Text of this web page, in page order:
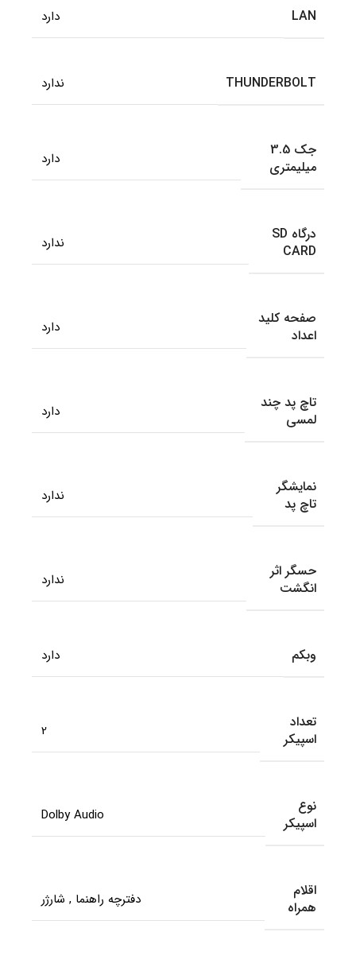
LAN دارد
THUNDERBOLT ندارد
جک 3.5
میلیمتری
دارد
درگاه SD
CARD
ندارد
صفحه کلید
اعداد
دارد
تاچ پد چند
لمسی
دارد
نمایشگر
تاچ پد
ندارد
حسگر اثر
انگشت
ندارد
وبکم دارد
تعداد
اسپیکر
2
نوع
اسپیکر
Dolby Audio
اقلام
همراه
دفترچه راهنما , شارژر